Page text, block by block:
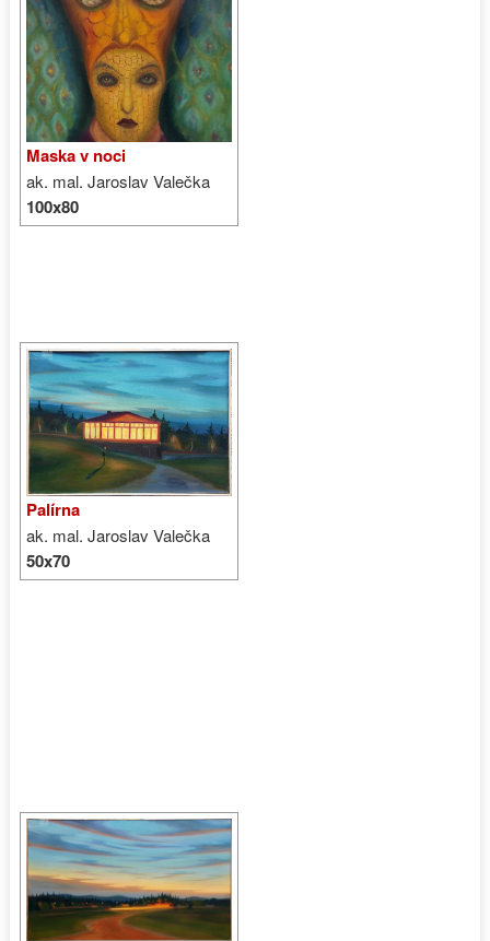
Maska v noci
ak. mal. Jaroslav Valečka
100x80
Palírna
ak. mal. Jaroslav Valečka
50x70